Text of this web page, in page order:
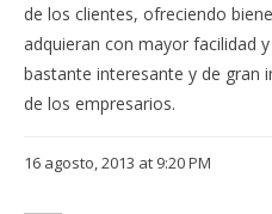
de los clientes, ofreciendo
adquieran con mayor facilidad
bastante interesante y de gran
de los empresarios.
16 agosto, 2013 at 9:20 PM